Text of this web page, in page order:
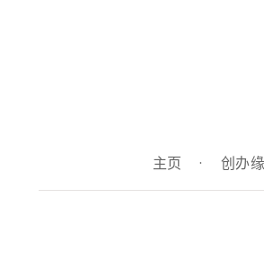
主页 · 创办